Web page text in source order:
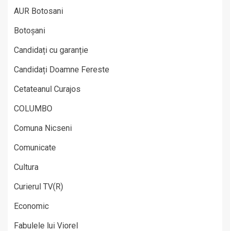
AUR Botosani
Botoșani
Candidați cu garanție
Candidați Doamne Fereste
Cetateanul Curajos
COLUMBO
Comuna Nicseni
Comunicate
Cultura
Curierul TV(R)
Economic
Fabulele lui Viorel